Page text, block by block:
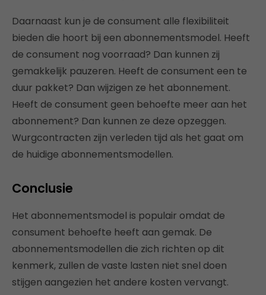
Daarnaast kun je de consument alle flexibiliteit
bieden die hoort bij een abonnementsmodel. Heeft
de consument nog voorraad? Dan kunnen zij
gemakkelijk pauzeren. Heeft de consument een te
duur pakket? Dan wijzigen ze het abonnement.
Heeft de consument geen behoefte meer aan het
abonnement? Dan kunnen ze deze opzeggen.
Wurgcontracten zijn verleden tijd als het gaat om
de huidige abonnementsmodellen.
Conclusie
Het abonnementsmodel is populair omdat de
consument behoefte heeft aan gemak. De
abonnementsmodellen die zich richten op dit
kenmerk, zullen de vaste lasten niet snel doen
stijgen aangezien het andere kosten vervangt.